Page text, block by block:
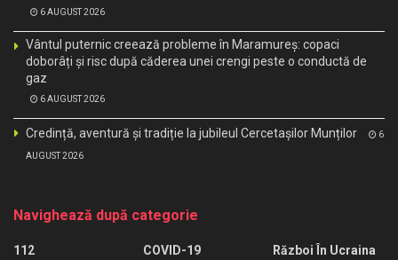
6 AUGUST 2026
Vântul puternic creează probleme în Maramureș: copaci
doborâți și risc după căderea unei crengi peste o conductă de
gaz
6 AUGUST 2026
Credință, aventură și tradiție la jubileul Cercetașilor Munților 6
AUGUST 2026
Navighează după categorie
112
COVID-19
Război În Ucraina